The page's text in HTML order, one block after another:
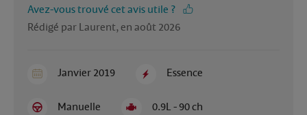
Avez-vous trouvé cet avis utile ?
Rédigé par Laurent, en août 2026
Janvier 2019 Essence
Manuelle 0.9L - 90 ch